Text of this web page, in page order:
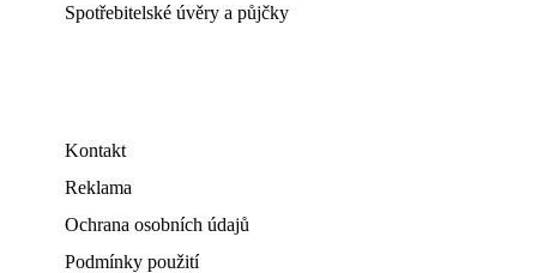
Spotřebitelské úvěry a půjčky
Kontakt
Reklama
Ochrana osobních údajů
Podmínky použití